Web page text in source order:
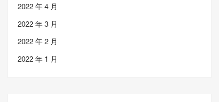
2022 年 4 月
2022 年 3 月
2022 年 2 月
2022 年 1 月